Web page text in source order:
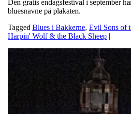
Den gratis endagsfestival i september
bluesnavne på plakaten.
Tagged Blues i Bakkerne, Evil Sons of
Harpin' Wolf & the Black Sheep |